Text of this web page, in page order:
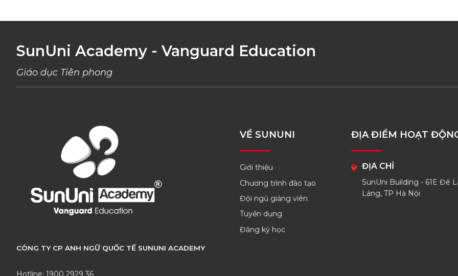
SunUni Academy - Vanguard Education
Giáo dục Tiên phong
CÔNG TY CP ANH NGỮ QUỐC TẾ SUNUNI ACADEMY
Hotline: 1900 2929 36
VỀ SUNUNI
Giới thiệu
Chương trình đào tạo
Đội ngũ giảng viên
Tuyển dụng
Đăng ký học
ĐỊA ĐIỂM HOẠT
ĐỊA CHỈ
SunUni Building - 61E Đê
Láng, TP Hà Nội